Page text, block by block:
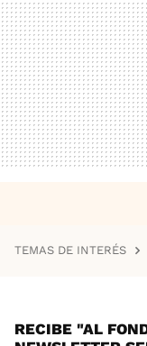
TEMAS DE INTERÉS
RECIBE "AL